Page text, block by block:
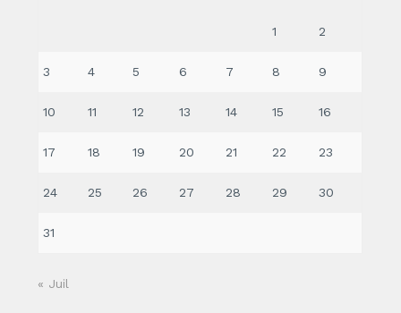
1 2
3 4 5 6 7 8 9
10 11 12 13 14 15 16
17 18 19 20 21 22 23
24 25 26 27 28 29 30
31
« Juil